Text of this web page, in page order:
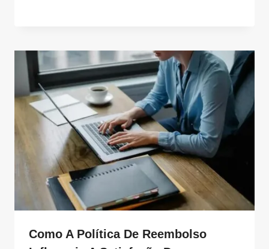
Como A Política De Reembolso